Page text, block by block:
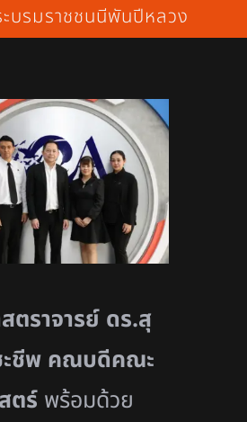
บรมราชชนนีพันปีหลวง
ตราจารย์ ดร.สุ
ะชีพ คณบดีคณะ
ตร์ พร้อมด้วย